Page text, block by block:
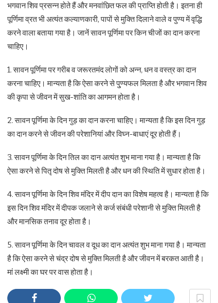
भगवान शिव प्रसन्न होते हैं और मनवांछित फल की प्राप्ति होती है। इतना ही
पूर्णिमा व्रत भी अत्यंत कल्याणकारी, पापों से मुक्ति दिलाने वाले व पुण्य में वृद्धि
करने वाला बताया गया है। जानें सावन पूर्णिमा पर किन चीजों का दान करना
चाहिए।
1. सावन पूर्णिमा पर गरीब व जरूरतमंद लोगों को अन्न, धन व वस्त्र का दान
करना चाहिए। मान्यता है कि ऐसा करने से पु्ण्यफल मिलता है और भगवान शिव
की कृपा से जीवन में सुख-शांति का आगमन होता है।
2. सावन पूर्णिमा के दिन गुड़ का दान करना चाहिए। मान्यता है कि इस दिन गुड़
का दान करने से जीवन की परेशानियां और विघ्न-बाधाएं दूर होती हैं।
3. सावन पूर्णिमा के दिन तिल का दान अत्यंत शुभ माना गया है। मान्यता है कि
ऐसा करने से पितृ दोष से मुक्ति मिलती है और धन की स्थिति में सुधार होता है।
4. सावन पूर्णिमा के दिन शिव मंदिर में दीप दान का विशेष महत्व है। मान्यता है कि
इस दिन शिव मंदिर में दीपक जलाने से कर्ज संबंधी परेशानी से मुक्ति मिलती है
और मानसिक तनाव दूर होता है।
5. सावन पूर्णिमा के दिन चावल व दूध का दान अत्यंत शुभ माना गया है। मान्यता
है कि ऐसा करने से चंद्र दोष से मुक्ति मिलती है और जीवन में बरकत आती है।
मां लक्ष्मी का घर पर वास होता है।